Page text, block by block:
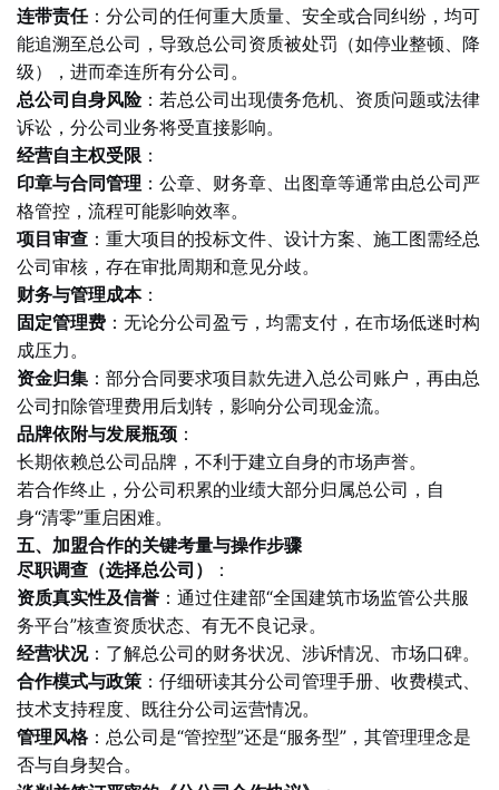
连带责任：分公司的任何重大质量、安全或合同纠纷，均可
能追溯至总公司，导致总公司资质被处罚（如停业整顿、降
级），进而牵连所有分公司。
总公司自身风险：若总公司出现债务危机、资质问题或法律
诉讼，分公司业务将受直接影响。
经营自主权受限 ：
印章与合同管理 ：公章、财务章、出图章等通常由总公司严
格管控，流程可能影响效率。
项目审查 ：重大项目的投标文件、设计方案、施工图需经总
公司审核，存在审批周期和意见分歧。
财务与管理成本：
固定管理费 ：无论分公司盈亏，均需支付，在市场低迷时构
成压力。
资金归集 ：部分合同要求项目款先进入总公司账户，再由总
公司扣除管理费用后划转，影响分公司现金流。
品牌依附与发展瓶颈 ：
长期依赖总公司品牌，不利于建立自身的市场声誉。
若合作终止，分公司积累的业绩大部分归属总公司，自
身“清零”重启困难。
五、加盟合作的关键考量与操作步骤
尽职调查（选择总公司）
：
资质真实性及信誉 ：通过住建部“全国建筑市场监管公共服
务平台”核查资质状态、有无不良记录。
经营状况：了解总公司的财务状况、涉诉情况、市场口碑。
合作模式与政策 ：仔细研读其分公司管理手册、收费模式、
技术支持程度、既往分公司运营情况。
管理风格：总公司是“管控型”还是“服务型”，其管理理念是
否与自身契合。